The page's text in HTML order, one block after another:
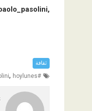
,hoylunes, #jorge_alonso_curiel, #pier_paolo_pasolini#
ثقافة
#jorge_alonso_curiel
, hoylunes